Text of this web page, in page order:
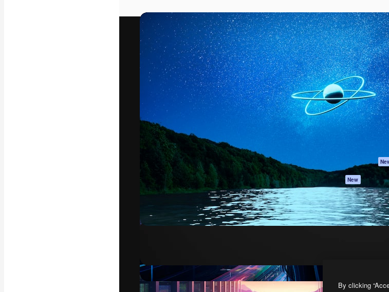
동영상
영상 클립
모션 그래픽
동영상 템플릿
아이콘
글꼴
최고의 결과물을 이끌어내는 크리에이티브
플랫폼. 크리에이터, 엔터프라이즈, 에이전시,
스튜디오를 아우르는 100만 명 이상의 구독
프로덕트
Spaces
AI 어시스턴트
AI 이미지 생성기
AI 동영상 생성기
AI 텍스트 음성 변환
용 MCP
Agents New
API
모바일 앱
모든 Magnific 툴
By clicking